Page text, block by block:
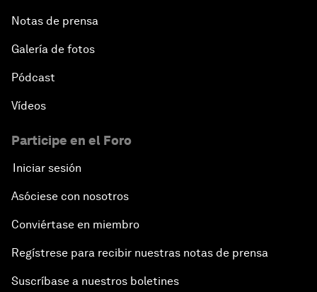
Notas de prensa
Galería de fotos
Pódcast
Vídeos
Participe en el Foro
Iniciar sesión
Asóciese con nosotros
Conviértase en miembro
Regístrese para recibir nuestras notas de prensa
Suscríbase a nuestros boletines